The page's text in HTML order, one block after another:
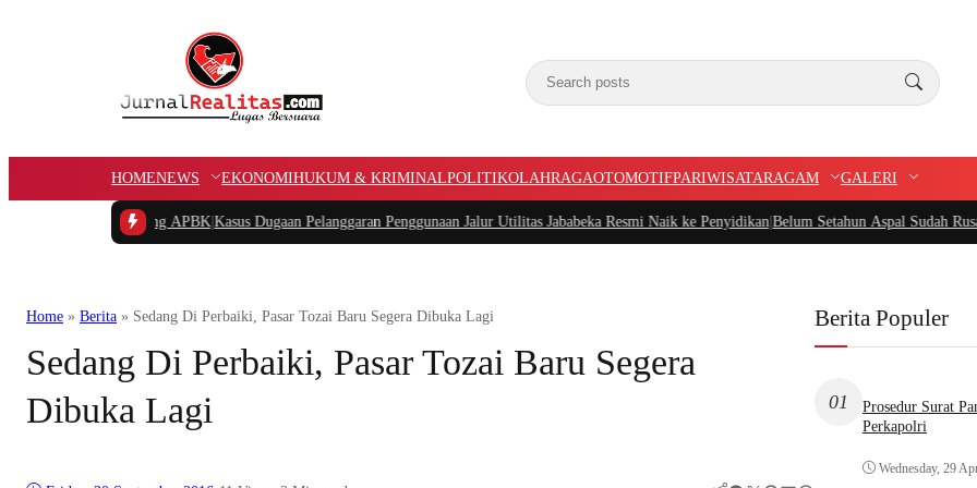
HOMENEWS EKONOMIHUKUM & KRIMINALPOLITIKOLAHRAGAOTOMOTIFPARIWISATARAGAM GALERI
Kasus Dugaan Pelanggaran Penggunaan Jalur Utilitas Jababeka Resmi Naik ke Penyidikan|Belum Setahun Aspal Sudah Rusak, Ketua
Home » Berita » Sedang Di Perbaiki, Pasar Tozai Baru Segera Dibuka Lagi
Sedang Di Perbaiki, Pasar Tozai Baru Segera
Dibuka Lagi
Berita Populer
01
Prosedur Surat
Perkapolri
Wednesday, 29